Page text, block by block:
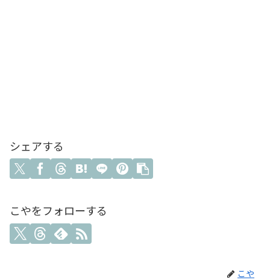
シェアする
こやをフォローする
こや